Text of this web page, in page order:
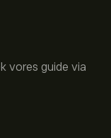
vores guide via